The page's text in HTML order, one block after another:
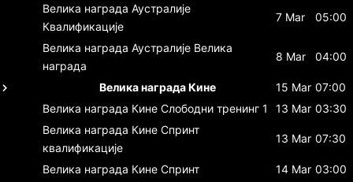
Велика награда Аустралије
Квалификације
7 Mar 05:00
Велика награда Аустралије Велика
награда
8 Mar 04:00
Велика награда Кине 15 Mar 07:00
Велика награда Кине Слободни тренинг 1 13 Mar 03:30
Велика награда Кине Спринт
квалификације
13 Mar 07:30
Велика награда Кине Спринт 14 Mar 03:00